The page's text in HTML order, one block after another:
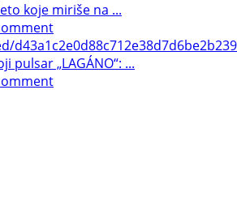
koje miriše na ...
pulsar „LAGÁNO“: ...